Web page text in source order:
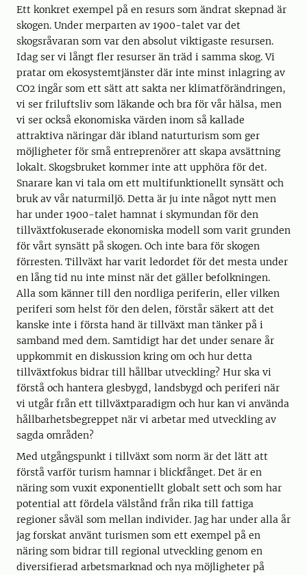
Ett konkret exempel på en resurs som ändrat skepnad är
skogen. Under merparten av 1900-talet var det
skogsråvaran som var den absolut viktigaste resursen.
Idag ser vi långt fler resurser än träd i samma skog. Vi
pratar om ekosystemtjänster där inte minst inlagring av
CO2 ingår som ett sätt att sakta ner klimatförändringen,
vi ser friluftsliv som läkande och bra för vår hälsa, men
vi ser också ekonomiska värden inom så kallade
attraktiva näringar där ibland naturturism som ger
möjligheter för små entreprenörer att skapa avsättning
lokalt. Skogsbruket kommer inte att upphöra för det.
Snarare kan vi tala om ett multifunktionellt synsätt och
bruk av vår naturmiljö. Detta är ju inte något nytt men
har under 1900-talet hamnat i skymundan för den
tillväxtfokuserade ekonomiska modell som varit grunden
för vårt synsätt på skogen. Och inte bara för skogen
förresten. Tillväxt har varit ledordet för det mesta under
en lång tid nu inte minst när det gäller befolkningen.
Alla som känner till den nordliga periferin, eller vilken
periferi som helst för den delen, förstår säkert att det
kanske inte i första hand är tillväxt man tänker på i
samband med dem. Samtidigt har det under senare år
uppkommit en diskussion kring om och hur detta
tillväxtfokus bidrar till hållbar utveckling? Hur ska vi
förstå och hantera glesbygd, landsbygd och periferi när
vi utgår från ett tillväxtparadigm och hur kan vi använda
hållbarhetsbegreppet när vi arbetar med utveckling av
sagda områden?
Med utgångspunkt i tillväxt som norm är det lätt att
förstå varför turism hamnar i blickfånget. Det är en
näring som vuxit exponentiellt globalt sett och som har
potential att fördela välstånd från rika till fattiga
regioner såväl som mellan individer. Jag har under alla år
jag forskat använt turismen som ett exempel på en
näring som bidrar till regional utveckling genom en
diversifierad arbetsmarknad och nya möjligheter på